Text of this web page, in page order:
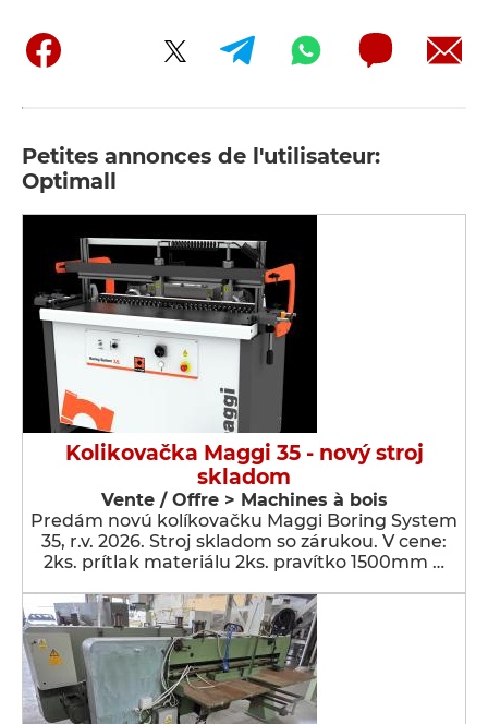
Petites annonces de l'utilisateur:
Optimall
Kolikovačka Maggi 35 - nový stroj
skladom
Vente / Offre > Machines à bois
Predám novú kolíkovačku Maggi Boring System
35, r.v. 2026. Stroj skladom so zárukou. V cene:
2ks. prítlak materiálu 2ks. pravítko 1500mm …